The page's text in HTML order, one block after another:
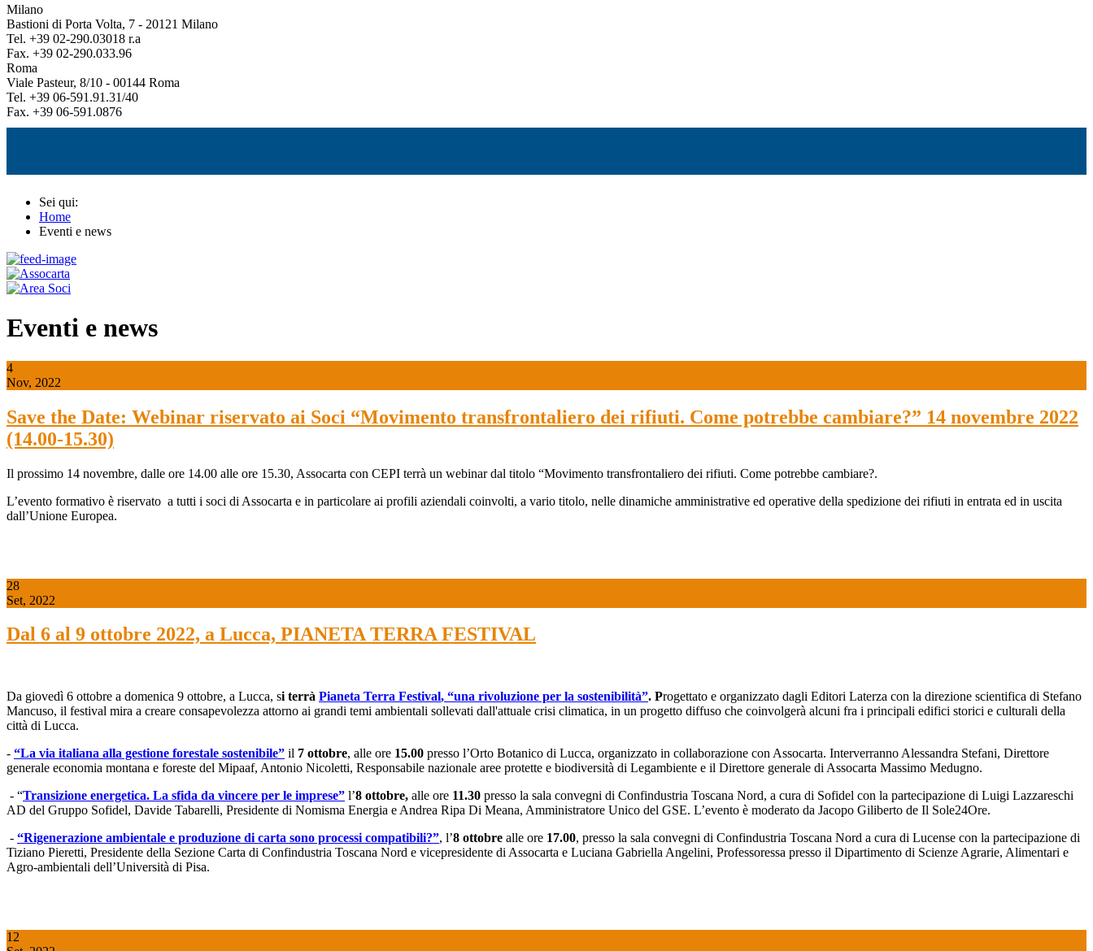
Milano
Bastioni di Porta Volta, 7 - 20121 Milano
Tel. +39 02-290.03018 r.a
Fax. +39 02-290.033.96
Roma
Viale Pasteur, 8/10 - 00144 Roma
Tel. +39 06-591.91.31/40
Fax. +39 06-591.0876
Sei qui:
Home
Eventi e news
Eventi e news
4
Nov, 2022
Save the Date: Webinar riservato ai Soci “Movimento transfrontaliero dei rifiuti. Come potrebbe cambiare?” 14 novembre 2022
(14.00-15.30)
Il prossimo 14 novembre, dalle ore 14.00 alle ore 15.30, Assocarta con CEPI terrà un webinar dal titolo “Movimento transfrontaliero dei rifiuti. Come potrebbe cambiare?.
L’evento formativo è riservato a tutti i soci di Assocarta e in particolare ai profili aziendali coinvolti, a vario titolo, nelle dinamiche amministrative ed operative della spedizione dei rifiuti in entrata ed in uscita
dall’Unione Europea.
28
Set, 2022
Dal 6 al 9 ottobre 2022, a Lucca, PIANETA TERRA FESTIVAL
Da giovedì 6 ottobre a domenica 9 ottobre, a Lucca, si terrà Pianeta Terra Festival, “una rivoluzione per la sostenibilità”. Progettato e organizzato dagli Editori Laterza con la direzione scientifica di Stefano
Mancuso, il festival mira a creare consapevolezza attorno ai grandi temi ambientali sollevati dall'attuale crisi climatica, in un progetto diffuso che coinvolgerà alcuni fra i principali edifici storici e culturali della
città di Lucca.
- “La via italiana alla gestione forestale sostenibile” il 7 ottobre, alle ore 15.00 presso l’Orto Botanico di Lucca, organizzato in collaborazione con Assocarta. Interverranno Alessandra Stefani, Direttore
generale economia montana e foreste del Mipaaf, Antonio Nicoletti, Responsabile nazionale aree protette e biodiversità di Legambiente e il Direttore generale di Assocarta Massimo Medugno.
- “Transizione energetica. La sfida da vincere per le imprese” l’8 ottobre, alle ore 11.30 presso la sala convegni di Confindustria Toscana Nord, a cura di Sofidel con la partecipazione di Luigi Lazzareschi
AD del Gruppo Sofidel, Davide Tabarelli, Presidente di Nomisma Energia e Andrea Ripa Di Meana, Amministratore Unico del GSE. L’evento è moderato da Jacopo Giliberto de Il Sole24Ore.
- “Rigenerazione ambientale e produzione di carta sono processi compatibili?”, l’8 ottobre alle ore 17.00, presso la sala convegni di Confindustria Toscana Nord a cura di Lucense con la partecipazione di
Tiziano Pieretti, Presidente della Sezione Carta di Confindustria Toscana Nord e vicepresidente di Assocarta e Luciana Gabriella Angelini, Professoressa presso il Dipartimento di Scienze Agrarie, Alimentari e
Agro-ambientali dell’Università di Pisa.
12